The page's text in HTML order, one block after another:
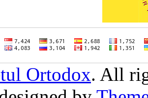
Ortodox. All